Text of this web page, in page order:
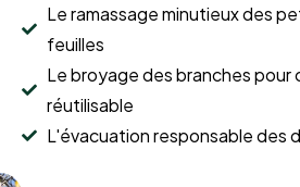
Le ramassage minutieux des
feuilles
Le broyage des branches pour
réutilisable
L'évacuation responsable des